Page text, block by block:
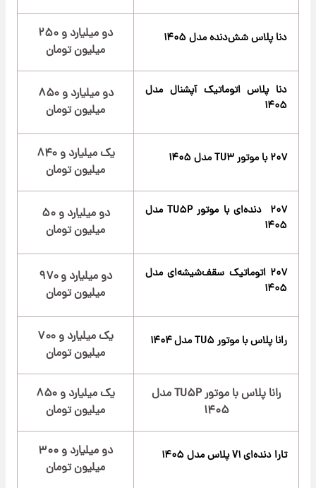
دنا پلاس شش‌دنده‌ مدل ۱۴۰۵
دو میلیارد و ۲۵۰
میلیون تومان
دنا پلاس اتوماتیک آپشنال مدل
۱۴۰۵
دو میلیارد و ۸۵۰
میلیون تومان
۲۰۷ با موتور TU۳ مدل ۱۴۰۵
یک میلیارد و ۸۴۰
میلیون تومان
۲۰۷ دنده‌ای با موتور TU۵P مدل
۱۴۰۵
دو میلیارد و ۵۰
میلیون تومان
۲۰۷ اتوماتیک سقف‌شیشه‌ای مدل
۱۴۰۵
دو میلیارد و ۹۷۰
میلیون تومان
رانا پلاس با موتور TU۵ مدل ۱۴۰۴
یک میلیارد و ۷۰۰
میلیون تومان
رانا پلاس با موتور TU۵P مدل
۱۴۰۵
یک میلیارد و ۸۵۰
میلیون تومان
تارا دنده‌ای V۱ پلاس مدل ۱۴۰۵
دو میلیارد و ۳۰۰
میلیون تومان